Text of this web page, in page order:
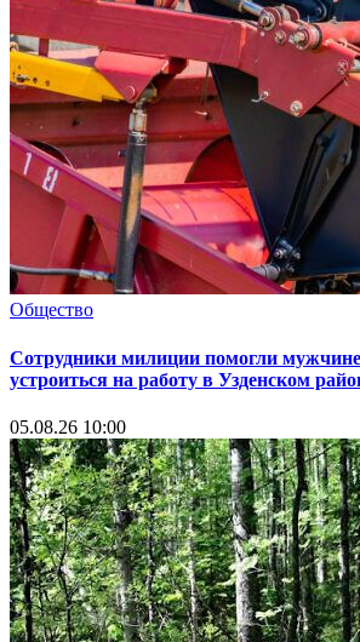
Общество
Сотрудники милиции помогли
устроиться на работу в Узденском
05.08.26 10:00